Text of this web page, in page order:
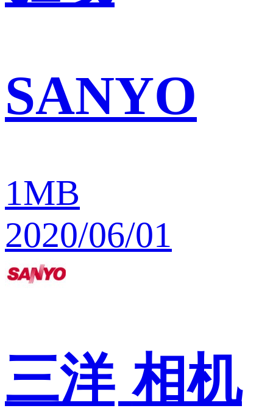
SANYO
1MB
2020/06/01
三洋 相机